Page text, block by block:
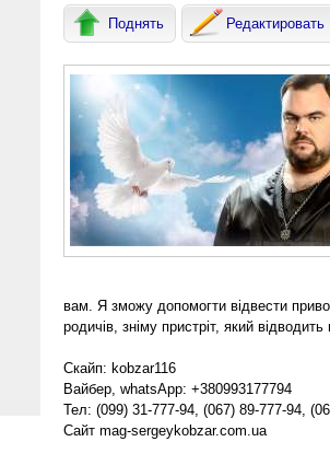
Поднять Редактировать
вам. Я зможу допомогти відвести
родичів, зніму пристріт, який відводить
Скайп: kobzar116
Вайбер, whatsApp: +380993177794
Тел: (099) 31-777-94, (067) 89-777-94,
Сайт mag-sergeykobzar.com.ua